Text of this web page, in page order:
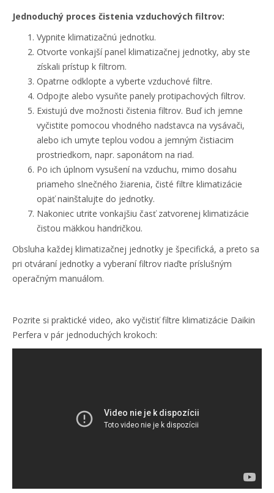
Jednoduchý proces čistenia vzduchových filtrov:
Vypnite klimatizačnú jednotku.
Otvorte vonkajší panel klimatizačnej jednotky, aby ste
získali prístup k filtrom.
Opatrne odklopte a vyberte vzduchové filtre.
Odpojte alebo vysuňte panely protipachových filtrov.
Existujú dve možnosti čistenia filtrov. Buď ich jemne
vyčistite pomocou vhodného nadstavca na vysávači,
alebo ich umyte teplou vodou a jemným čistiacim
prostriedkom, napr. saponátom na riad.
Po ich úplnom vysušení na vzduchu, mimo dosahu
priameho slnečného žiarenia, čisté filtre klimatizácie
opäť nainštalujte do jednotky.
Nakoniec utrite vonkajšiu časť zatvorenej klimatizácie
čistou mäkkou handričkou.
Obsluha každej klimatizačnej jednotky je špecifická, a preto sa
pri otváraní jednotky a vyberaní filtrov riaďte príslušným
operačným manuálom.
Pozrite si praktické video, ako vyčistiť filtre klimatizácie Daikin
Perfera v pár jednoduchých krokoch: